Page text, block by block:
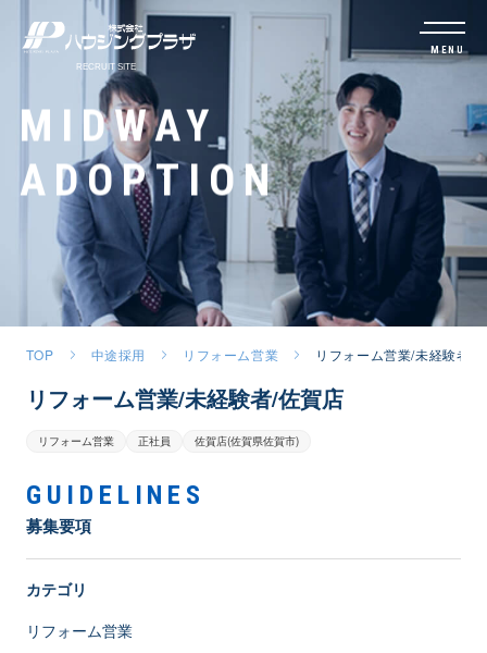
MENU
MIDWAY
ADOPTION
TOP 中途採用 リフォーム営業 リフォーム営業/未経験者/
リフォーム営業/未経験者/佐賀店
リフォーム営業 正社員 佐賀店(佐賀県佐賀市)
GUIDELINES
募集要項
カテゴリ
リフォーム営業